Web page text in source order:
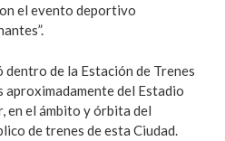
el evento deportivo
de la Estación de Trenes
aproximadamente del Estadio
en el ámbito y órbita del
de trenes de esta Ciudad.